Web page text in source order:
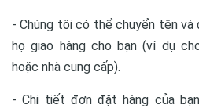
- Chúng tôi có thể chuyển tên
họ giao hàng cho bạn (ví dụ
hoặc nhà cung cấp).
- Chi tiết đơn đặt hàng của